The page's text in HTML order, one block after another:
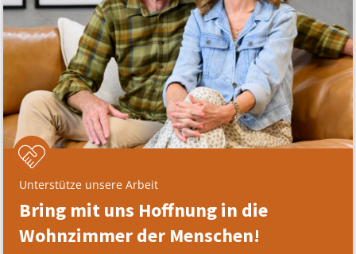
Unterstütze unsere Arbeit
Bring mit uns Hoffnung in die
Wohnzimmer der Menschen!